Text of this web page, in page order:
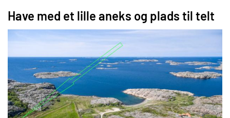
Have med et lille aneks og plads til telt